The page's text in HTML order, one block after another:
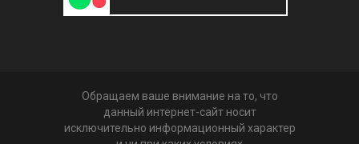
Обращаем ваше внимание на то, что
данный интернет-сайт носит
исключительно информационный характер